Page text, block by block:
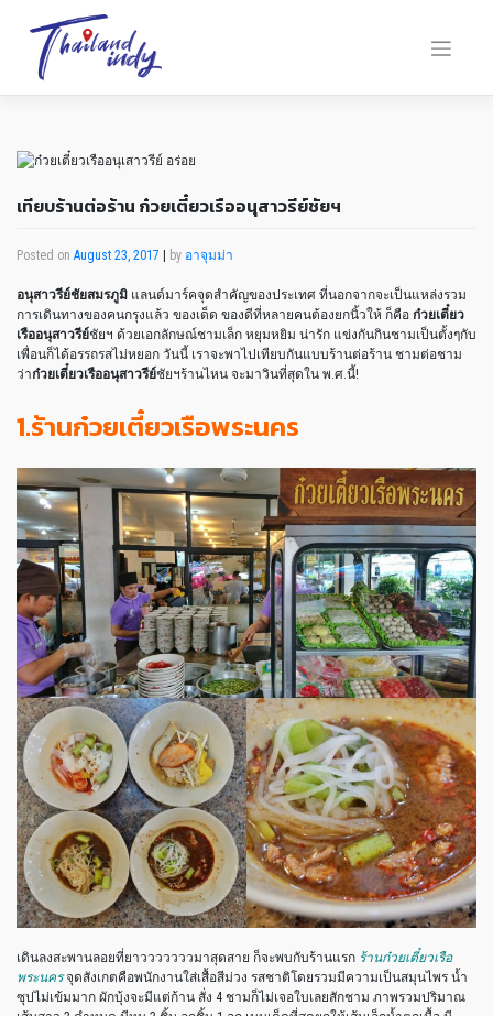
เทียบร้านต่อร้าน ก๋วยเตี๋ยวเรืออนุสาวรีย์ชัยฯ
Posted on August 23, 2017 by อาจุมม่า
อนุสาวรีย์ชัยสมรภูมิ แลนด์มาร์คจุดสำคัญของประเทศ ที่นอกจากจะเป็นแหล่งรวม
การเดินทางของคนกรุงแล้ว ของเด็ด ของดีที่หลายคนต้องยกนิ้วให้ ก็คือ ก๋วยเตี๋ยว
เรืออนุสาวรีย์ชัยฯ ด้วยเอกลักษณ์ชามเล็ก หยุมหยิม น่ารัก แข่งกันกินชามเป็นตั้งๆกับ
เพื่อนก็ได้อรรถรสไม่หยอก วันนี้ เราจะพาไปเทียบกันแบบร้านต่อร้าน ชามต่อชาม
ว่าก๋วยเตี๋ยวเรืออนุสาวรีย์ชัยฯร้านไหน จะมาวินที่สุดใน พ.ศ.นี้!
1.ร้านก๋วยเตี๋ยวเรือพระนคร
เดินลงสะพานลอยที่ยาวววววววมาสุดสาย ก็จะพบกับร้านแรก ร้านก๋วยเตี๋ยวเรือ
พระนคร จุดสังเกตคือพนักงานใส่เสื้อสีม่วง รสชาติโดยรวมมีความเป็นสมุนไพร น้ำ
ซุปไม่เข้มมาก ผักบุ้งจะมีแต่ก้าน สั่ง 4 ชามก็ไม่เจอใบเลยสักชาม ภาพรวมปริมาณ